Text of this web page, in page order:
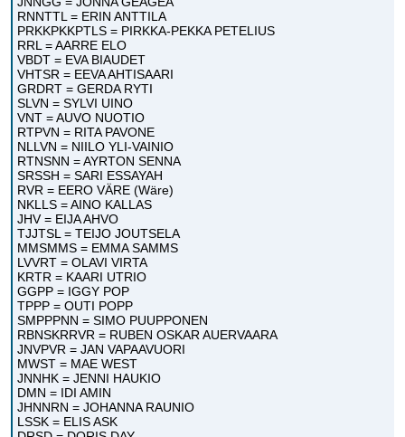
RNNTTL = ERIN ANTTILA
PRKKPKKPTLS = PIRKKA-PEKKA PETELIUS
RRL = AARRE ELO
VBDT = EVA BIAUDET
VHTSR = EEVA AHTISAARI
GRDRT = GERDA RYTI
SLVN = SYLVI UINO
VNT = AUVO NUOTIO
RTPVN = RITA PAVONE
NLLVN = NIILO YLI-VAINIO
RTNSNN = AYRTON SENNA
SRSSH = SARI ESSAYAH
RVR = EERO VÄRE (Wäre)
NKLLS = AINO KALLAS
JHV = EIJA AHVO
TJJTSL = TEIJO JOUTSELA
MMSMMS = EMMA SAMMS
LVVRT = OLAVI VIRTA
KRTR = KAARI UTRIO
GGPP = IGGY POP
TPPP = OUTI POPP
SMPPPNN = SIMO PUUPPONEN
RBNSKRRVR = RUBEN OSKAR AUERVAARA
JNVPVR = JAN VAPAAVUORI
MWST = MAE WEST
JNNHK = JENNI HAUKIO
DMN = IDI AMIN
JHNNRN = JOHANNA RAUNIO
LSSK = ELIS ASK